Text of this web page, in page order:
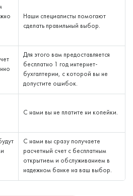
Наши специалисты помогают
сделать правильный выбор.
Для этого вам предоставляется
бесплатно 1 год интернет-
бухгалтерии, с которой вы не
допустите ошибок.
С нами вы не платите ни копейки.
С нами вы сразу получаете
расчетный счет с бесплатным
открытием и обслуживанием в
надежном банке на ваш выбор.